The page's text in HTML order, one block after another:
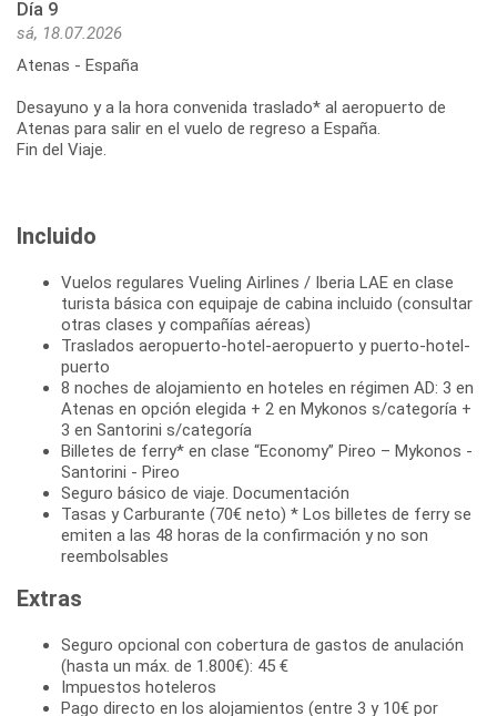
Día 9
sá, 18.07.2026
Atenas - España
Desayuno y a la hora convenida traslado* al aeropuerto de
Atenas para salir en el vuelo de regreso a España.
Fin del Viaje.
Incluido
Vuelos regulares Vueling Airlines / Iberia LAE en clase
turista básica con equipaje de cabina incluido (consultar
otras clases y compañías aéreas)
Traslados aeropuerto-hotel-aeropuerto y puerto-hotel-
puerto
8 noches de alojamiento en hoteles en régimen AD: 3 en
Atenas en opción elegida + 2 en Mykonos s/categoría +
3 en Santorini s/categoría
Billetes de ferry* en clase “Economy” Pireo – Mykonos -
Santorini - Pireo
Seguro básico de viaje. Documentación
Tasas y Carburante (70€ neto) * Los billetes de ferry se
emiten a las 48 horas de la confirmación y no son
reembolsables
Extras
Seguro opcional con cobertura de gastos de anulación
(hasta un máx. de 1.800€): 45 €
Impuestos hoteleros
Pago directo en los alojamientos (entre 3 y 10€ por